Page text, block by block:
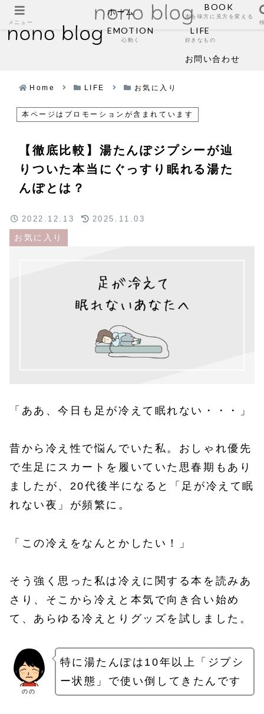
ホーム BOOK
本を味方に見方を変える
EMOTION
心動く
LIFE
好きなもの
お問い合わせ
Home LIFE お気に入り
本ページはプロモーションが含まれています
【徹底比較】湯たんぽジプシーが辿
りついた本当にぐっすり眠れる湯た
んぽとは？
お気に入り
2022.12.13 2025.11.03
「ああ、今日も足が冷えて眠れない・・・」
昔から冷え性で悩んでいた私。おしゃれ優先
で生足にスカートを履いていた思春期もあり
ましたが、20代後半になると「足が冷えて眠
れない夜」が頻繁に。
「この冷えをなんとかしたい！」
そう強く思った私は冷えに関する本を読みあ
さり、そこから冷えと本気で向き合い始め
て、あらゆる冷えとりグッズを試しました。
のの
特に湯たんぽは10年以上「ジプシ
ー状態」で使い倒してきたんです
メニュー